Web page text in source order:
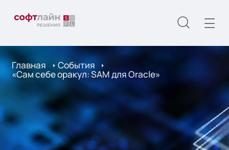
Главная События
«Сам себе оракул: SAM для Oracle»